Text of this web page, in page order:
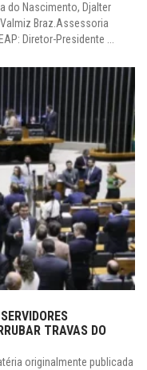
do Nascimento, Djalter
Braz.Assessoria
Diretor-Presidente ...
TRAVAS DO
originalmente publicada